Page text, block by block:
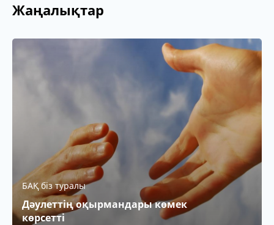
Жаңалықтар
БАҚ біз туралы
Дәулеттің оқырмандары көмек
көрсетті